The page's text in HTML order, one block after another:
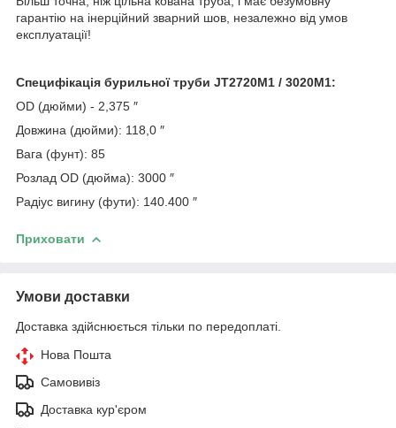
гарантію на інерційний зварний шов, незалежно від умов
експлуатації!
Специфікація бурильної труби JT2720M1 / 3020M1:
OD (дюйми) - 2,375 ″
Довжина (дюйми): 118,0 ″
Вага (фунт): 85
Розлад OD (дюйма): 3000 ″
Радіус вигину (фути): 140.400 ″
Приховати
Умови доставки
Доставка здійснюється тільки по передоплаті.
Нова Пошта
Самовивіз
Доставка кур'єром